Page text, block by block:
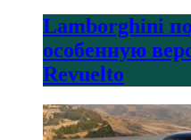
Lamborghini
особенную
Revuelto